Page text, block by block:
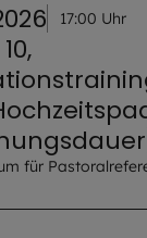
17:00 Uhr
für